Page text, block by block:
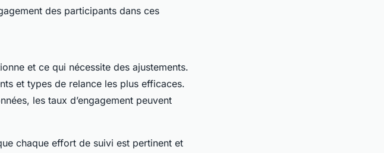
des participants dans ces
et ce qui nécessite des ajustements.
et types de relance les plus efficaces.
les taux d’engagement peuvent
chaque effort de suivi est pertinent et